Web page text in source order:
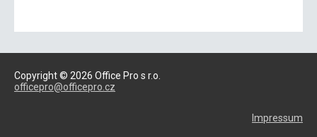
Copyright © 2026 Office Pro s r.o.
officepro@officepro.cz
Impressum